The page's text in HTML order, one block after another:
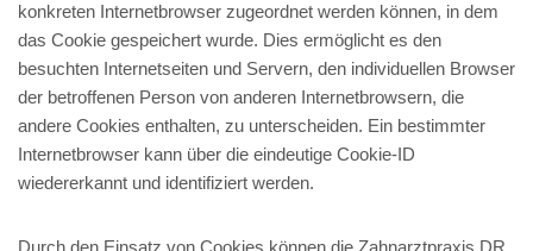
konkreten Internetbrowser zugeordnet werden können, in dem
das Cookie gespeichert wurde. Dies ermöglicht es den
besuchten Internetseiten und Servern, den individuellen Browser
der betroffenen Person von anderen Internetbrowsern, die
andere Cookies enthalten, zu unterscheiden. Ein bestimmter
Internetbrowser kann über die eindeutige Cookie-ID
wiedererkannt und identifiziert werden.
Durch den Einsatz von Cookies können die Zahnarztpraxis DR.